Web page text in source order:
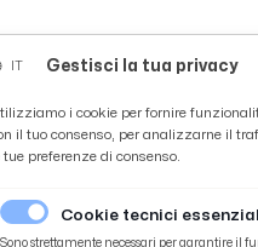
Gestisci la tua privacy
i cookie per fornire
il tuo consenso, per analizzarne il
tue preferenze di consenso.
Cookie tecnici
Sono strettamente necessari per garantire il